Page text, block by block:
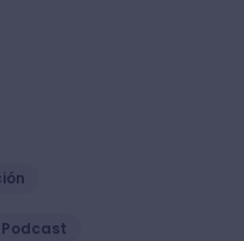
Podcast